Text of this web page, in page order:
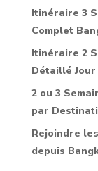
Itinéraire 3
Complet
Itinéraire 2
Détaillé Jour
2 ou 3
par
Rejoindre
depuis